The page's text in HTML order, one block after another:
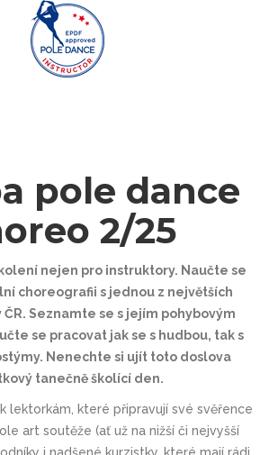
pole dance
2/25
nejen pro instruktory. Naučte se
choreografii s jednou z největších
Seznamte se s jejím pohybovým
se pracovat jak se s hudbou, tak s
Nenechte si ujít toto doslova
tanečně školící den.
lektorkám, které připravují své svěřence
art soutěže (ať už na nižší či nejvyšší